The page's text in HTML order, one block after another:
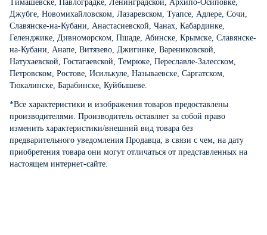
Тимашевске, Павлоградке, Ленинградской, Архипо-Осиповке,
Джубге, Новомихайловском, Лазаревском, Туапсе, Адлере, Сочи,
Славянске-на-Кубани, Анастасиевской, Чанах, Кабардинке,
Геленджике, Дивноморском, Пшаде, Абинске, Крымске, Славянске-
на-Кубани, Анапе, Витязево, Джигинке, Варениковской,
Натухаевской, Гостагаевской, Темрюке, Переславле-Залесском,
Петровском, Ростове, Исилькуле, Называевске, Саргатском,
Тюкалинске, Барабинске, Куйбышеве.
*Все характеристики и изображения товаров предоставлены
производителями. Производитель оставляет за собой право
изменить характеристики/внешний вид товара без
предварительного уведомления Продавца, в связи с чем, на дату
приобретения товара они могут отличаться от представленных на
настоящем интернет-сайте.